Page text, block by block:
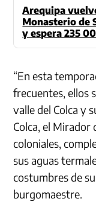
Arequipa
Monasterio de
y espera 235
“En esta
frecuentes, ellos
valle del Colca y
Colca, el Mirador
coloniales,
sus aguas
costumbres de
burgomaestre.